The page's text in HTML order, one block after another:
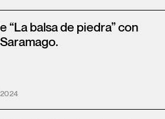
“La balsa de piedra” con